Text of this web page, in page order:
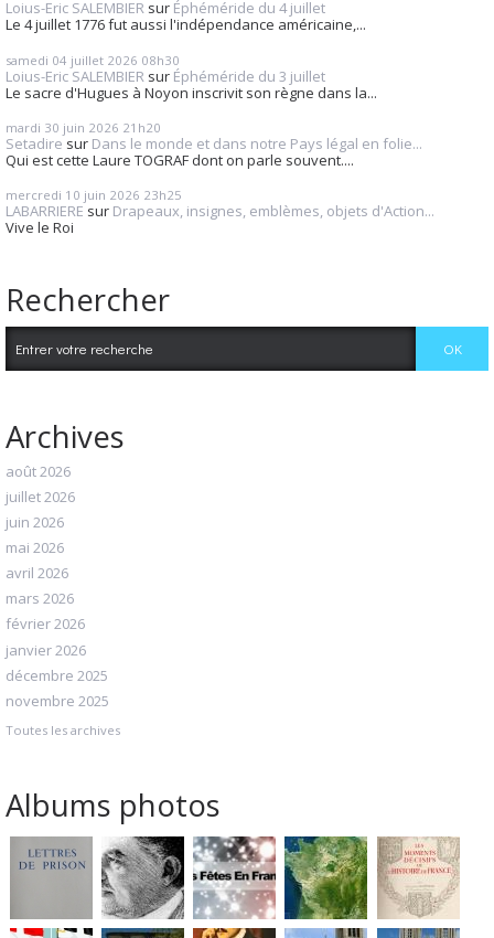
Loius-Eric SALEMBIER sur Éphéméride du 4 juillet
Le 4 juillet 1776 fut aussi l'indépendance américaine,...
samedi 04 juillet 2026 08h30
Loius-Eric SALEMBIER sur Éphéméride du 3 juillet
Le sacre d'Hugues à Noyon inscrivit son règne dans la...
mardi 30 juin 2026 21h20
Setadire sur Dans le monde et dans notre Pays légal en folie...
Qui est cette Laure TOGRAF dont on parle souvent....
mercredi 10 juin 2026 23h25
LABARRIERE sur Drapeaux, insignes, emblèmes, objets d'Action...
Vive le Roi
Rechercher
Archives
août 2026
juillet 2026
juin 2026
mai 2026
avril 2026
mars 2026
février 2026
janvier 2026
décembre 2025
novembre 2025
Toutes les archives
Albums photos